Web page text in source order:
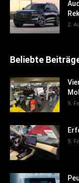
2.
Beliebte
9.
9.